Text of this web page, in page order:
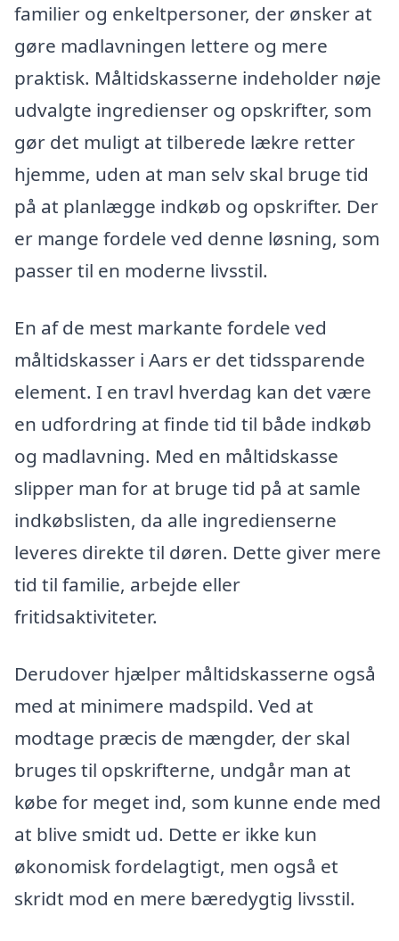
familier og enkeltpersoner, der ønsker at
gøre madlavningen lettere og mere
praktisk. Måltidskasserne indeholder nøje
udvalgte ingredienser og opskrifter, som
gør det muligt at tilberede lækre retter
hjemme, uden at man selv skal bruge tid
på at planlægge indkøb og opskrifter. Der
er mange fordele ved denne løsning, som
passer til en moderne livsstil.
En af de mest markante fordele ved
måltidskasser i Aars er det tidssparende
element. I en travl hverdag kan det være
en udfordring at finde tid til både indkøb
og madlavning. Med en måltidskasse
slipper man for at bruge tid på at samle
indkøbslisten, da alle ingredienserne
leveres direkte til døren. Dette giver mere
tid til familie, arbejde eller
fritidsaktiviteter.
Derudover hjælper måltidskasserne også
med at minimere madspild. Ved at
modtage præcis de mængder, der skal
bruges til opskrifterne, undgår man at
købe for meget ind, som kunne ende med
at blive smidt ud. Dette er ikke kun
økonomisk fordelagtigt, men også et
skridt mod en mere bæredygtig livsstil.